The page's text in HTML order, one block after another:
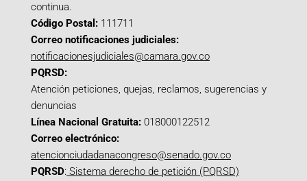
continua.
Código Postal: 111711
Correo notificaciones judiciales:
notificacionesjudiciales@camara.gov.co
PQRSD:
Atención peticiones, quejas, reclamos, sugerencias y
denuncias
Línea Nacional Gratuita: 018000122512
Correo electrónico:
atencionciudadanacongreso@senado.gov.co
PQRSD: Sistema derecho de petición (PQRSD)